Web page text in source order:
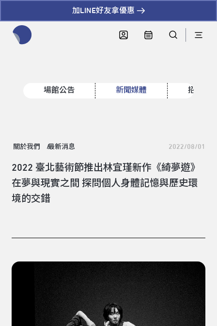
加LINE好友拿優惠
場館公告 新聞媒體 招標資
關於我們 最新消息 2022/08/01
2022 臺北藝術節推出林宜瑾新作《綺夢遊》
在夢與現實之間 探問個人身體記憶與歷史環
境的交錯